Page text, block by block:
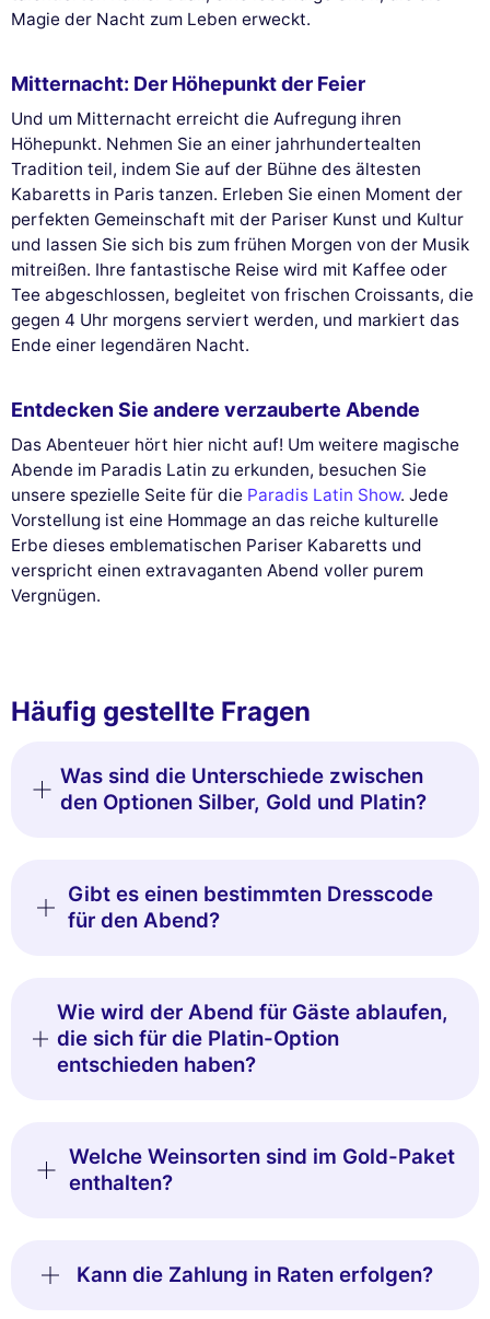
Magie der Nacht zum Leben erweckt.
Mitternacht: Der Höhepunkt der Feier
Und um Mitternacht erreicht die Aufregung ihren
Höhepunkt. Nehmen Sie an einer jahrhundertealten
Tradition teil, indem Sie auf der Bühne des ältesten
Kabaretts in Paris tanzen. Erleben Sie einen Moment der
perfekten Gemeinschaft mit der Pariser Kunst und Kultur
und lassen Sie sich bis zum frühen Morgen von der Musik
mitreißen. Ihre fantastische Reise wird mit Kaffee oder
Tee abgeschlossen, begleitet von frischen Croissants, die
gegen 4 Uhr morgens serviert werden, und markiert das
Ende einer legendären Nacht.
Entdecken Sie andere verzauberte Abende
Das Abenteuer hört hier nicht auf! Um weitere magische
Abende im Paradis Latin zu erkunden, besuchen Sie
unsere spezielle Seite für die Paradis Latin Show. Jede
Vorstellung ist eine Hommage an das reiche kulturelle
Erbe dieses emblematischen Pariser Kabaretts und
verspricht einen extravaganten Abend voller purem
Vergnügen.
Häufig gestellte Fragen
Was sind die Unterschiede zwischen
den Optionen Silber, Gold und Platin?
Gibt es einen bestimmten Dresscode
für den Abend?
Wie wird der Abend für Gäste ablaufen,
die sich für die Platin-Option
entschieden haben?
Welche Weinsorten sind im Gold-Paket
enthalten?
Kann die Zahlung in Raten erfolgen?